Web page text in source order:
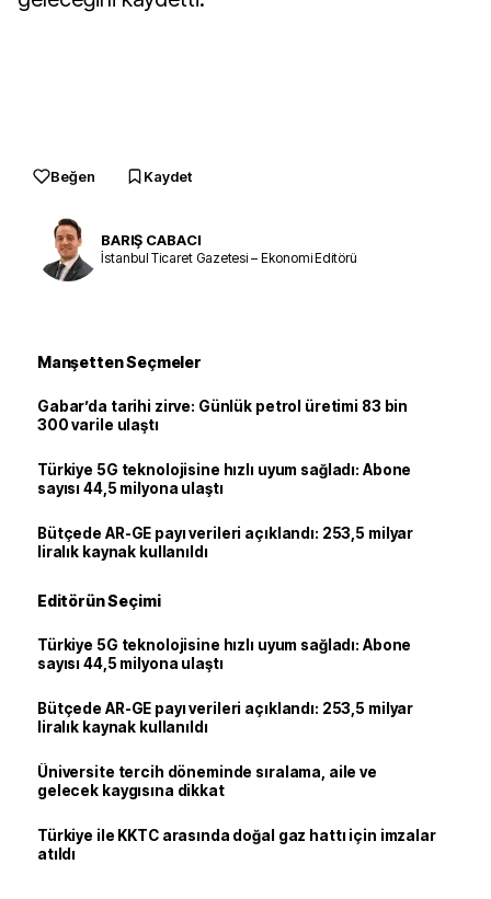
Beğen Kaydet
BARIŞ CABACI
İstanbul Ticaret Gazetesi – Ekonomi Editörü
Manşetten Seçmeler
Gabar’da tarihi zirve: Günlük petrol üretimi 83 bin
300 varile ulaştı
Türkiye 5G teknolojisine hızlı uyum sağladı: Abone
sayısı 44,5 milyona ulaştı
Bütçede AR-GE payı verileri açıklandı: 253,5 milyar
liralık kaynak kullanıldı
Editörün Seçimi
Türkiye 5G teknolojisine hızlı uyum sağladı: Abone
sayısı 44,5 milyona ulaştı
Bütçede AR-GE payı verileri açıklandı: 253,5 milyar
liralık kaynak kullanıldı
Üniversite tercih döneminde sıralama, aile ve
gelecek kaygısına dikkat
Türkiye ile KKTC arasında doğal gaz hattı için imzalar
atıldı